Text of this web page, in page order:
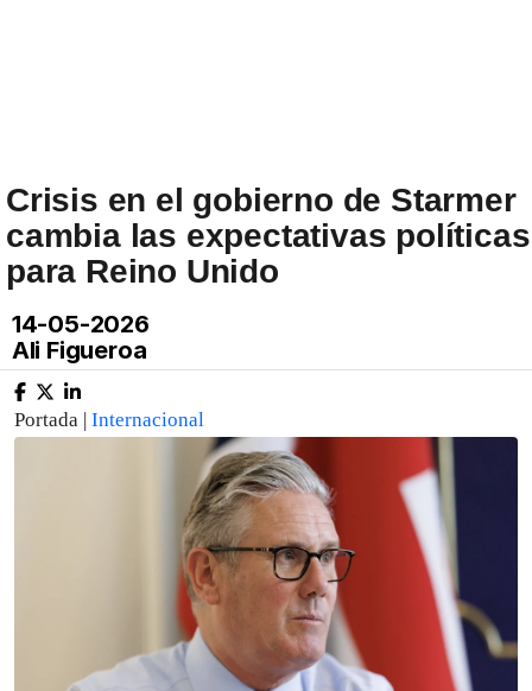
Crisis en el gobierno de Starmer
cambia las expectativas políticas
para Reino Unido
14-05-2026
Ali Figueroa
Portada | Internacional